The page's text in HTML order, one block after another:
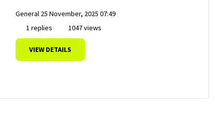
General 25 November, 2025 07:49
1 replies
1047 views
VIEW DETAILS